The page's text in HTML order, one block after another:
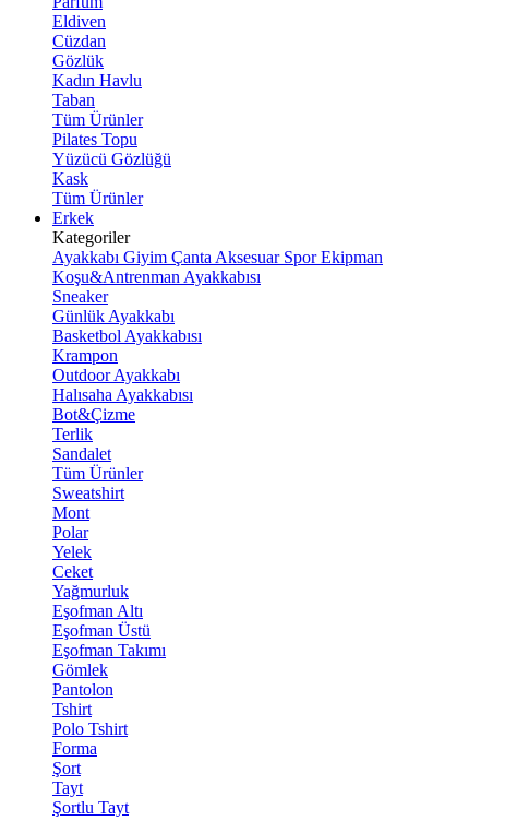
Eldiven
Cüzdan
Gözlük
Kadın Havlu
Taban
Tüm Ürünler
Pilates Topu
Yüzücü Gözlüğü
Kask
Tüm Ürünler
Erkek
Kategoriler
Ayakkabı Giyim Çanta Aksesuar Spor Ekipman
Koşu&Antrenman Ayakkabısı
Sneaker
Günlük Ayakkabı
Basketbol Ayakkabısı
Krampon
Outdoor Ayakkabı
Halısaha Ayakkabısı
Bot&Çizme
Terlik
Sandalet
Tüm Ürünler
Sweatshirt
Mont
Polar
Yelek
Ceket
Yağmurluk
Eşofman Altı
Eşofman Üstü
Eşofman Takımı
Gömlek
Pantolon
Tshirt
Polo Tshirt
Forma
Şort
Tayt
Şortlu Tayt